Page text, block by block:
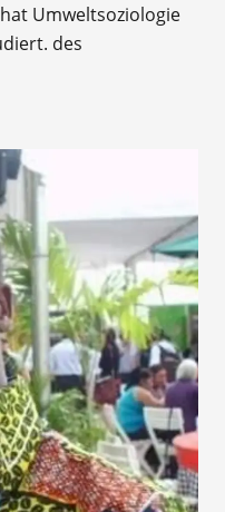
Umweltsoziologie
des